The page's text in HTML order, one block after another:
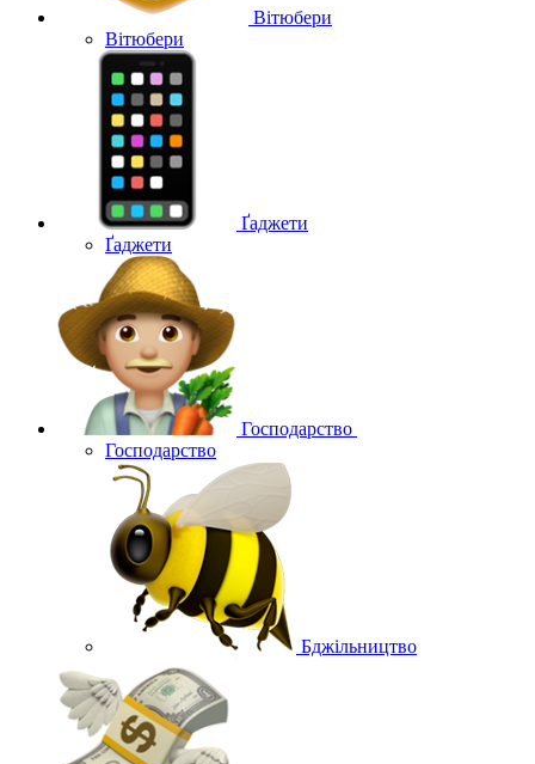
Вітюбери
Вітюбери
Ґаджети
Ґаджети
Господарство
Господарство
Бджільництво